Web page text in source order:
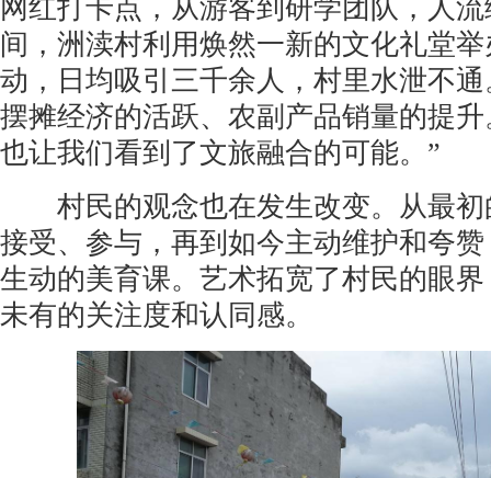
网红打卡点，从游客到研学团队，人
间，洲渎村利用焕然一新的文化礼堂
动，日均吸引三千余人，村里水泄不
摆摊经济的活跃、农副产品销量的提
也让我们看到了文旅融合的可能。”
村民的观念也在发生改变。从最初
接受、参与，再到如今主动维护和夸
生动的美育课。艺术拓宽了村民的眼
未有的关注度和认同感。